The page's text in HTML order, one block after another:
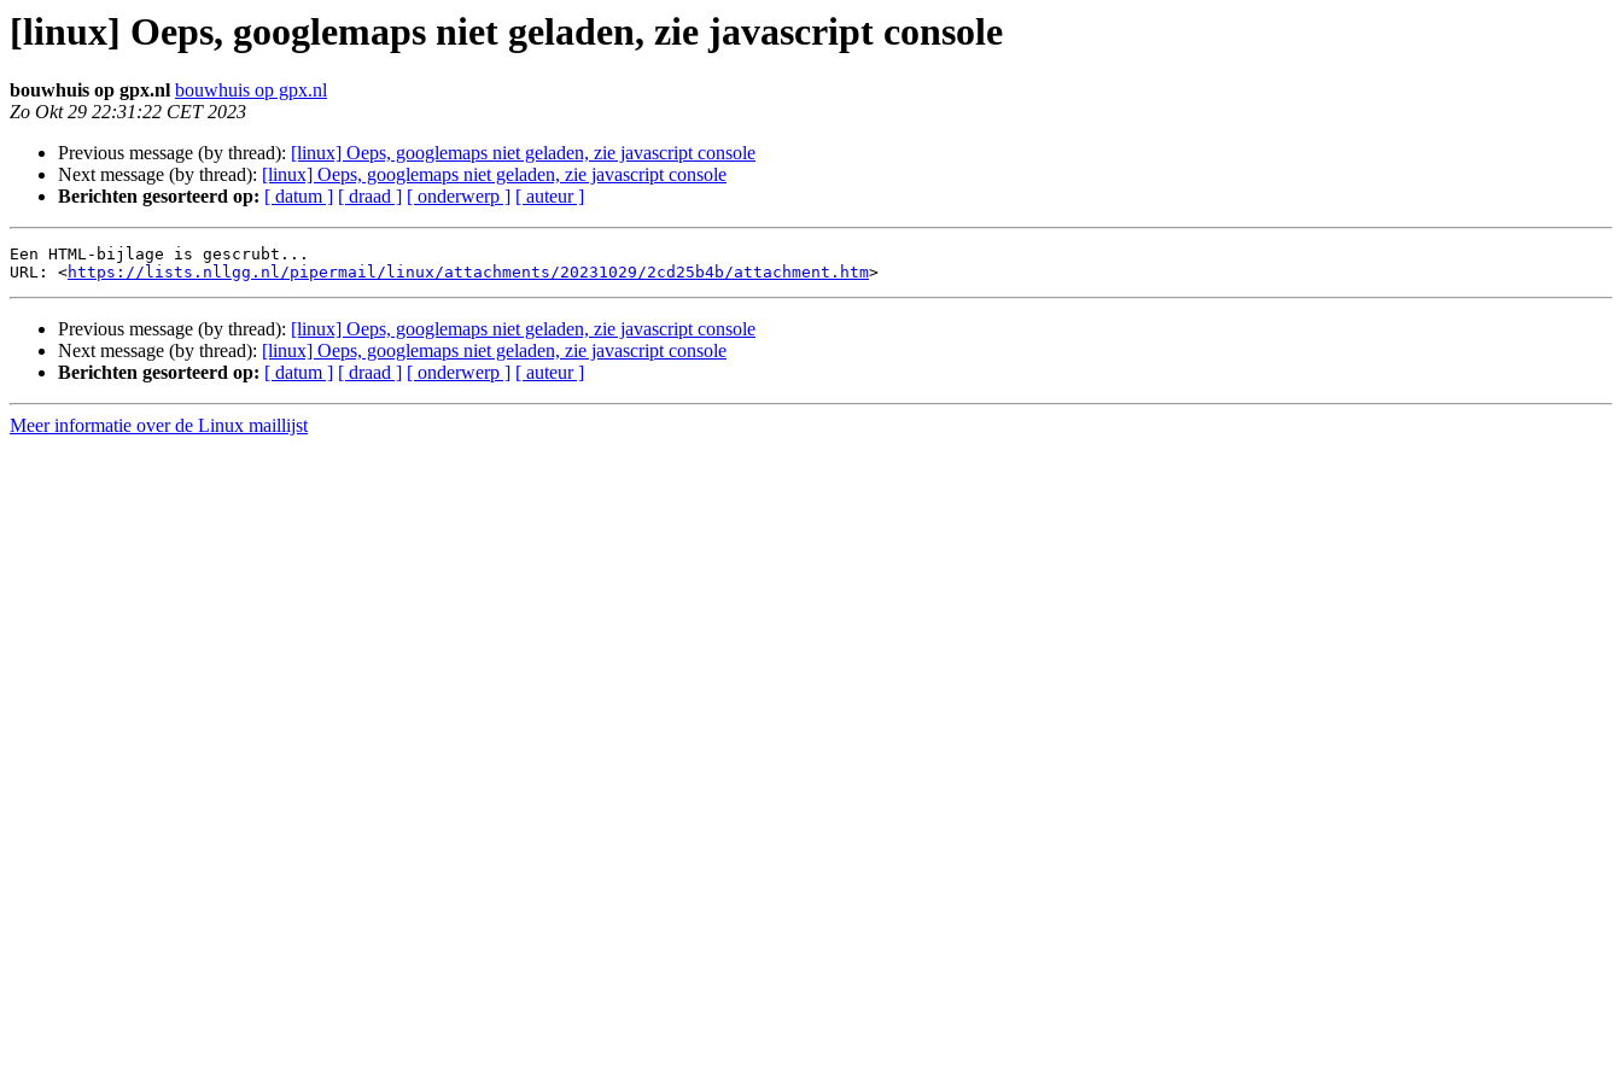
[linux] Oeps, googlemaps niet geladen, zie javascript console
bouwhuis op gpx.nl bouwhuis op gpx.nl
Zo Okt 29 22:31:22 CET 2023
Previous message (by thread): [linux] Oeps, googlemaps niet geladen, zie javascript console
Next message (by thread): [linux] Oeps, googlemaps niet geladen, zie javascript console
Berichten gesorteerd op: [ datum ] [ draad ] [ onderwerp ] [ auteur ]
Een HTML-bijlage is gescrubt...
URL: <https://lists.nllgg.nl/pipermail/linux/attachments/20231029/2cd25b4b/attachment.htm
Previous message (by thread): [linux] Oeps, googlemaps niet geladen, zie javascript console
Next message (by thread): [linux] Oeps, googlemaps niet geladen, zie javascript console
Berichten gesorteerd op: [ datum ] [ draad ] [ onderwerp ] [ auteur ]
Meer informatie over de Linux maillijst